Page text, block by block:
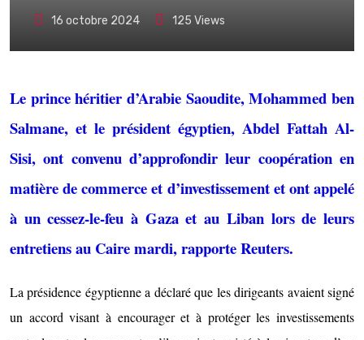
16 octobre 2024 125 Views
Le prince héritier d’Arabie Saoudite, Mohammed ben
Salmane, et le président égyptien, Abdel Fattah Al-
Sisi, ont convenu d’approfondir leur coopération en
matière de commerce et d’investissement et ont appelé
à un cessez-le-feu à Gaza et au Liban lors de leurs
entretiens au Caire mardi, rapporte Reuters.
La présidence égyptienne a déclaré que les dirigeants avaient signé
un accord visant à encourager et à protéger les investissements